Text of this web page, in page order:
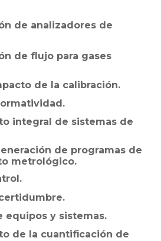
de analizadores de
de flujo para gases
de la calibración.
integral de sistemas de
de programas de
metrológico.
equipos y sistemas.
de la cuantificación de